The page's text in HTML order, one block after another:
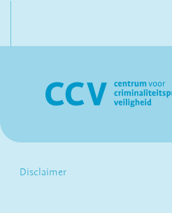
Disclaimer